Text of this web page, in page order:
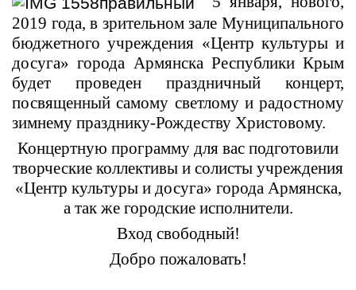
2019 года, в зрительном зале Муниципального
бюджетного учреждения «Центр культуры и
досуга» города Армянска Республики Крым
будет проведен праздничный концерт,
посвященный самому светлому и радостному
зимнему празднику-Рождеству Христовому.
Концертную программу для вас подготовили
творческие коллективы и солисты учреждения
«Центр культуры и досуга» города Армянска,
а так же городские исполнители.
Вход свободный!
Добро пожаловать!